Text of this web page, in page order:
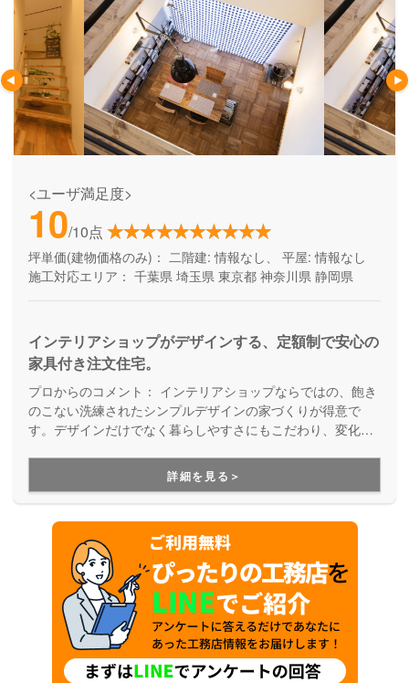
<ユーザ満足度>
10/10点
坪単価(建物価格のみ)： 二階建: 情報なし、 平屋: 情報なし
施工対応エリア： 千葉県 埼玉県 東京都 神奈川県 静岡県
インテリアショップがデザインする、定額制で安心の
家具付き注文住宅。
プロからのコメント： インテリアショップならではの、飽き
のこない洗練されたシンプルデザインの家づくりが得意で
す。デザインだけでなく暮らしやすさにもこだわり、変化し
心設計」を提案してくれます。
詳細を見る＞